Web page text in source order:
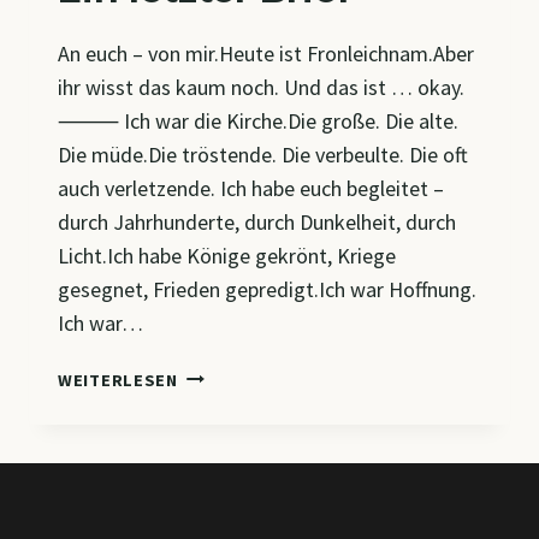
An euch – von mir.Heute ist Fronleichnam.Aber
ihr wisst das kaum noch. Und das ist … okay.
⸻ Ich war die Kirche.Die große. Die alte.
Die müde.Die tröstende. Die verbeulte. Die oft
auch verletzende. Ich habe euch begleitet –
durch Jahrhunderte, durch Dunkelheit, durch
Licht.Ich habe Könige gekrönt, Kriege
gesegnet, Frieden gepredigt.Ich war Hoffnung.
Ich war…
WEITERLESEN EIN